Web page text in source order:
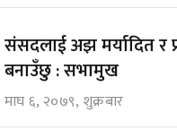
संसदलाई अझ मर्यादित र
बनाउँछु : सभामुख
माघ ६, २०७९, शुक्रबार